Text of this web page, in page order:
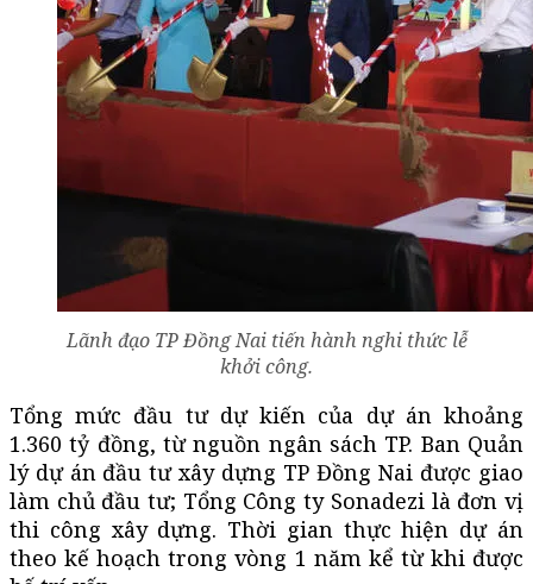
Lãnh đạo TP Đồng Nai tiến hành nghi thức lễ
khởi công.
Tổng mức đầu tư dự kiến của dự án khoảng
1.360 tỷ đồng, từ nguồn ngân sách TP. Ban Quản
lý dự án đầu tư xây dựng TP Đồng Nai được giao
làm chủ đầu tư; Tổng Công ty Sonadezi là đơn vị
thi công xây dựng. Thời gian thực hiện dự án
theo kế hoạch trong vòng 1 năm kể từ khi được